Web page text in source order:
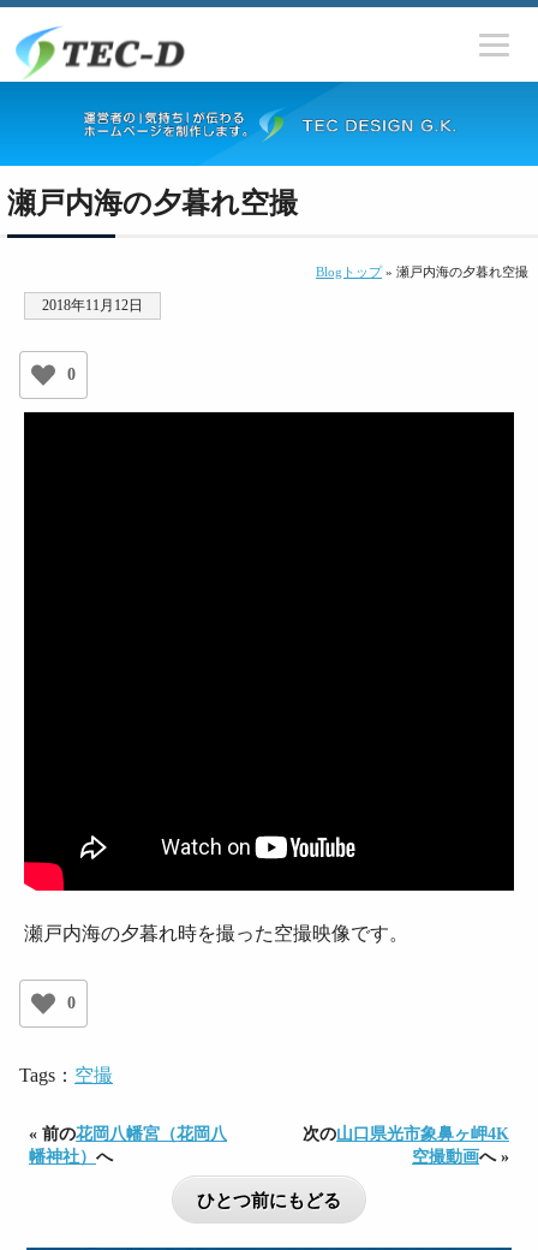
瀬戸内海の夕暮れ空撮
Blogトップ» 瀬戸内海の夕暮れ空撮
2018年11月12日
0
瀬戸内海の夕暮れ時を撮った空撮映像です。
0
Tags： 空撮
« 前の花岡八幡宮（花岡八
幡神社） へ
次の山口県光市象鼻ヶ岬4K
空撮動画へ »